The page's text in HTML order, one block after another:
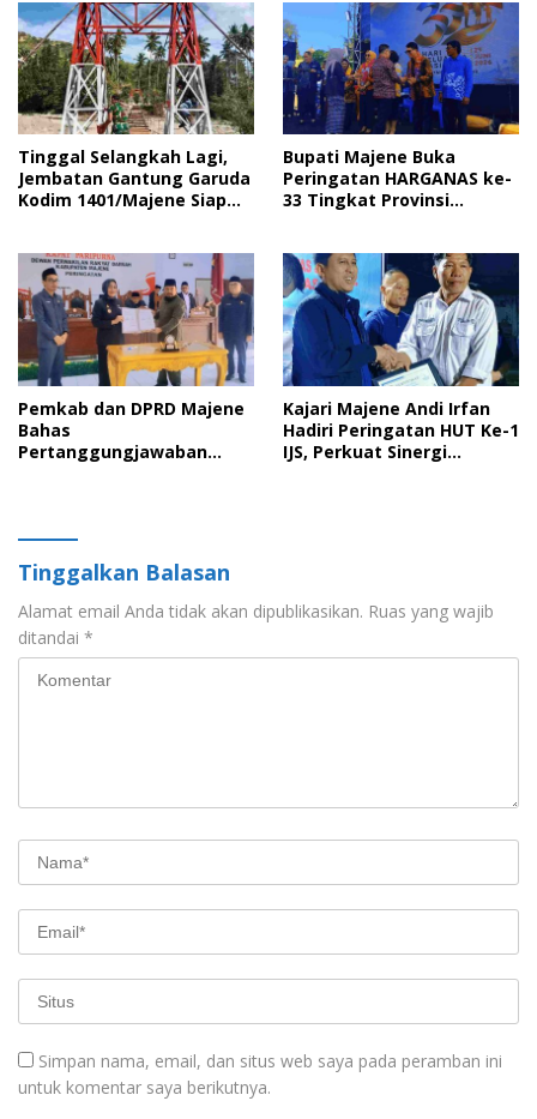
Tanah Air
Tinggal Selangkah Lagi,
Jembatan Gantung Garuda
Kodim 1401/Majene Siap
Bupati Majene Buka
Peringatan HARGANAS ke-
33 Tingkat Provinsi
Keluarga
Pemkab dan DPRD Majene
Bahas
Pertanggungjawaban
Kajari Majene Andi Irfan
Hadiri Peringatan HUT Ke-1
IJS, Perkuat Sinergi
Tinggalkan Balasan
Alamat email Anda tidak akan dipublikasikan. Ruas yang wajib
ditandai *
Simpan nama, email, dan situs web saya pada peramban ini
untuk komentar saya berikutnya.